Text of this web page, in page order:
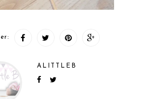
ALITTLEB